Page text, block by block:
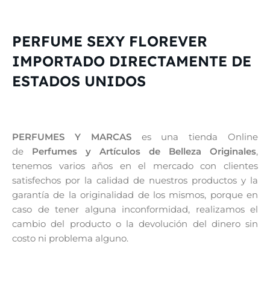
PERFUME SEXY FLOREVER
IMPORTADO DIRECTAMENTE DE
ESTADOS UNIDOS
PERFUMES Y MARCASes una tienda Online
de Perfumes y Artículos de Belleza Originales,
tenemos varios años en el mercado con clientes
satisfechos por la calidad de nuestros productos y la
garantía de la originalidad de los mismos, porque en
caso de tener alguna inconformidad, realizamos el
cambio del producto o la devolución del dinero sin
costo ni problema alguno.